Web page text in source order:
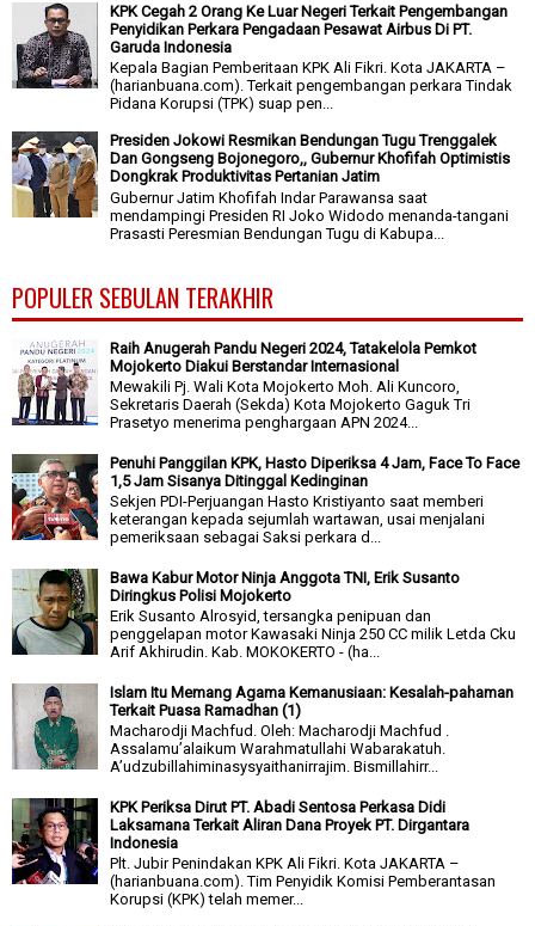
KPK Cegah 2 Orang Ke Luar Negeri Terkait Pengembangan
Penyidikan Perkara Pengadaan Pesawat Airbus Di PT.
Garuda Indonesia
Kepala Bagian Pemberitaan KPK Ali Fikri. Kota JAKARTA –
(harianbuana.com). Terkait pengembangan perkara Tindak
Pidana Korupsi (TPK) suap pen...
Presiden Jokowi Resmikan Bendungan Tugu Trenggalek
Dan Gongseng Bojonegoro,, Gubernur Khofifah Optimistis
Dongkrak Produktivitas Pertanian Jatim
Gubernur Jatim Khofifah Indar Parawansa saat
mendampingi Presiden RI Joko Widodo menanda-tangani
Prasasti Peresmian Bendungan Tugu di Kabupa...
POPULER SEBULAN TERAKHIR
Raih Anugerah Pandu Negeri 2024, Tatakelola Pemkot
Mojokerto Diakui Berstandar Internasional
Mewakili Pj. Wali Kota Mojokerto Moh. Ali Kuncoro,
Sekretaris Daerah (Sekda) Kota Mojokerto Gaguk Tri
Prasetyo menerima penghargaan APN 2024...
Penuhi Panggilan KPK, Hasto Diperiksa 4 Jam, Face To Face
1,5 Jam Sisanya Ditinggal Kedinginan
Sekjen PDI-Perjuangan Hasto Kristiyanto saat memberi
keterangan kepada sejumlah wartawan, usai menjalani
pemeriksaan sebagai Saksi perkara d...
Bawa Kabur Motor Ninja Anggota TNI, Erik Susanto
Diringkus Polisi Mojokerto
Erik Susanto Alrosyid, tersangka penipuan dan
penggelapan motor Kawasaki Ninja 250 CC milik Letda Cku
Arif Akhirudin. Kab. MOKOKERTO - (ha...
Islam Itu Memang Agama Kemanusiaan: Kesalah-pahaman
Terkait Puasa Ramadhan (1)
Macharodji Machfud. Oleh: Macharodji Machfud .
Assalamu’alaikum Warahmatullahi Wabarakatuh.
A’udzubillahiminasysyaithanirrajim. Bismillahirr...
KPK Periksa Dirut PT. Abadi Sentosa Perkasa Didi
Laksamana Terkait Aliran Dana Proyek PT. Dirgantara
Indonesia
Plt. Jubir Penindakan KPK Ali Fikri. Kota JAKARTA –
(harianbuana.com). Tim Penyidik Komisi Pemberantasan
Korupsi (KPK) telah memer...